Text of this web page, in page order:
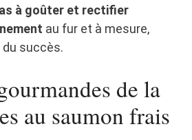
à goûter et rectifier
au fur et à mesure,
du succès.
de la
au saumon frais